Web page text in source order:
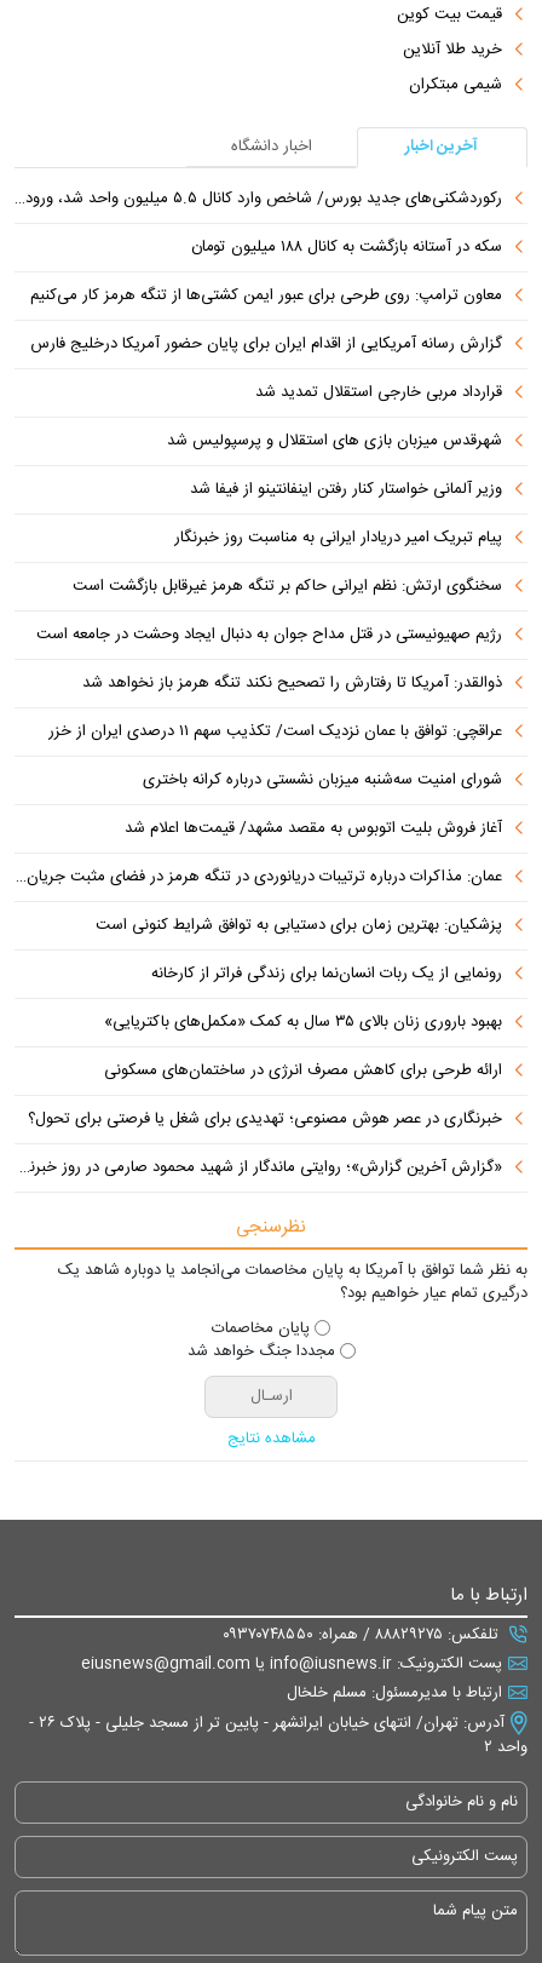
قیمت بیت کوین
خرید طلا آنلاین
شیمی مبتکران
آخرین اخبار
اخبار دانشگاه
رکوردشکنی‌های جدید بورس/ شاخص وارد کانال ۵.۵ میلیون واحد شد، ورود ۹ همت پول حقیقی
سکه در آستانه بازگشت به کانال ۱۸۸ میلیون تومان
معاون ترامپ: روی طرحی برای عبور ایمن کشتی‌ها از تنگه هرمز کار می‌کنیم
گزارش رسانه آمریکایی از اقدام ایران برای پایان حضور آمریکا درخلیج فارس
قرارداد مربی خارجی استقلال تمدید شد
شهرقدس میزبان بازی های استقلال و پرسپولیس شد
وزیر آلمانی خواستار کنار رفتن اینفانتینو از فیفا شد
پیام تبریک امیر دریادار ایرانی به مناسبت روز خبرنگار
سخنگوی ارتش: نظم ایرانی حاکم بر تنگه هرمز غیرقابل بازگشت است
رژیم صهیونیستی در قتل مداح جوان به دنبال ایجاد وحشت در جامعه است
ذوالقدر: آمریکا تا رفتارش را تصحیح نکند تنگه هرمز باز نخواهد شد
عراقچی: توافق با عمان نزدیک است/ تکذیب سهم ۱۱ درصدی ایران از خزر
شورای امنیت سه‌شنبه میزبان نشستی درباره کرانه باختری
آغاز فروش بلیت اتوبوس به مقصد مشهد/ قیمت‌ها اعلام شد
عمان: مذاکرات درباره ترتیبات دریانوردی در تنگه هرمز در فضای مثبت جریان دارد
پزشکیان‌: بهترین زمان برای دستیابی به توافق شرایط کنونی است
رونمایی از یک ربات انسان‌نما برای زندگی فراتر از کارخانه
بهبود باروری زنان بالای ۳۵ سال به کمک «مکمل‌های باکتریایی»
ارائه طرحی برای کاهش مصرف انرژی در ساختمان‌های مسکونی
خبرنگاری در عصر هوش مصنوعی؛ تهدیدی برای شغل یا فرصتی برای تحول؟
«گزارش آخرین گزارش»؛ روایتی ماندگار از شهید محمود صارمی در روز خبرنگار
نظرسنجی
به نظر شما توافق با آمریکا به پایان مخاصمات می‌انجامد یا دوباره شاهد یک
درگیری تمام عیار خواهیم بود؟
پایان مخاصمات
مجددا جنگ خواهد شد
مشاهده نتایج
ارتباط با ما
تلفکس: ۸۸۸۲۹۲۷۵ / همراه: ۰۹۳۷۰۷۴۸۵۵۰
پست الکترونیک: info@iusnews.ir یا eiusnews@gmail.com
ارتباط با مدیرمسئول: مسلم خلخال
آدرس: تهران/ انتهای خیابان ایرانشهر - پایین تر از مسجد جلیلی - پلاک ۲۶ -
واحد ۲